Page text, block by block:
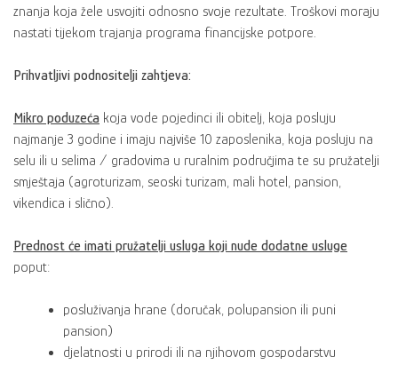
znanja koja žele usvojiti odnosno svoje rezultate. Troškovi moraju
nastati tijekom trajanja programa financijske potpore.
Prihvatljivi podnositelji zahtjeva:
Mikro poduzeća koja vode pojedinci ili obitelj, koja posluju
najmanje 3 godine i imaju najviše 10 zaposlenika, koja posluju na
selu ili u selima / gradovima u ruralnim područjima te su pružatelji
smještaja (agroturizam, seoski turizam, mali hotel, pansion,
vikendica i slično).
Prednost će imati pružatelji usluga koji nude dodatne usluge
poput:
posluživanja hrane (doručak, polupansion ili puni
pansion)
djelatnosti u prirodi ili na njihovom gospodarstvu